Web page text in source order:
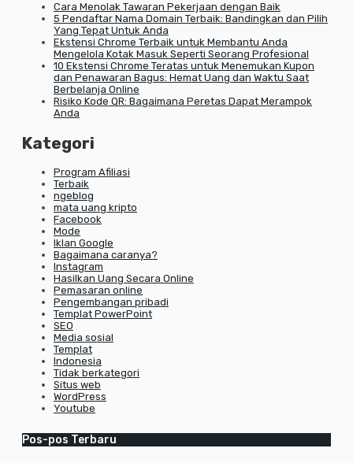
Cara Menolak Tawaran Pekerjaan dengan Baik
5 Pendaftar Nama Domain Terbaik: Bandingkan dan Pilih
Yang Tepat Untuk Anda
Ekstensi Chrome Terbaik untuk Membantu Anda
Mengelola Kotak Masuk Seperti Seorang Profesional
10 Ekstensi Chrome Teratas untuk Menemukan Kupon
dan Penawaran Bagus: Hemat Uang dan Waktu Saat
Berbelanja Online
Risiko Kode QR: Bagaimana Peretas Dapat Merampok
Anda
Kategori
Program Afiliasi
Terbaik
ngeblog
mata uang kripto
Facebook
Mode
Iklan Google
Bagaimana caranya?
Instagram
Hasilkan Uang Secara Online
Pemasaran online
Pengembangan pribadi
Templat PowerPoint
SEO
Media sosial
Templat
Indonesia
Tidak berkategori
Situs web
WordPress
Youtube
Pos-pos Terbaru